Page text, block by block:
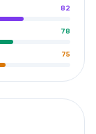
82
78
75